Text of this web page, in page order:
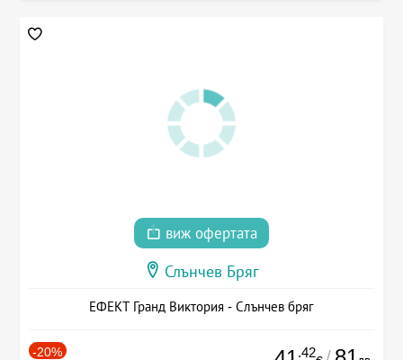
виж офертата
Слънчев Бряг
ЕФЕКТ Гранд Виктория - Слънчев бряг
-20% .42 /